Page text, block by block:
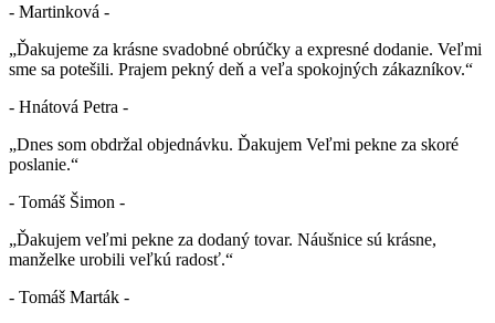
- Martinková -
„Ďakujeme za krásne svadobné obrúčky a expresné dodanie. Veľmi
sme sa potešili. Prajem pekný deň a veľa spokojných zákazníkov.“
- Hnátová Petra -
„Dnes som obdržal objednávku. Ďakujem Veľmi pekne za skoré
poslanie.“
- Tomáš Šimon -
„Ďakujem veľmi pekne za dodaný tovar. Náušnice sú krásne,
manželke urobili veľkú radosť.“
- Tomáš Marták -